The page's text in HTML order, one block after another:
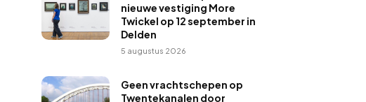
nieuwe vestiging More
Twickel op 12 september in
Delden
5 augustus 2026
Geen vrachtschepen op
Twentekanalen door